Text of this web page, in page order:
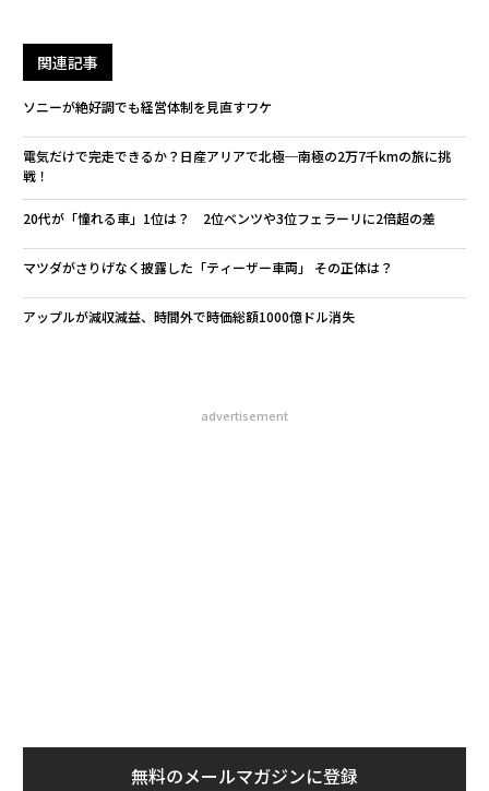
関連記事
ソニーが絶好調でも経営体制を見直すワケ
電気だけで完走できるか？日産アリアで北極─南極の2万7千kmの旅に挑
戦！
20代が「憧れる車」1位は？ 2位ベンツや3位フェラーリに2倍超の差
マツダがさりげなく披露した「ティーザー車両」 その正体は？
アップルが減収減益、時間外で時価総額1000億ドル消失
advertisement
無料のメールマガジンに登録